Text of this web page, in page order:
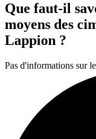
Que faut-il
moyens des
Lappion ?
Pas d'informations sur